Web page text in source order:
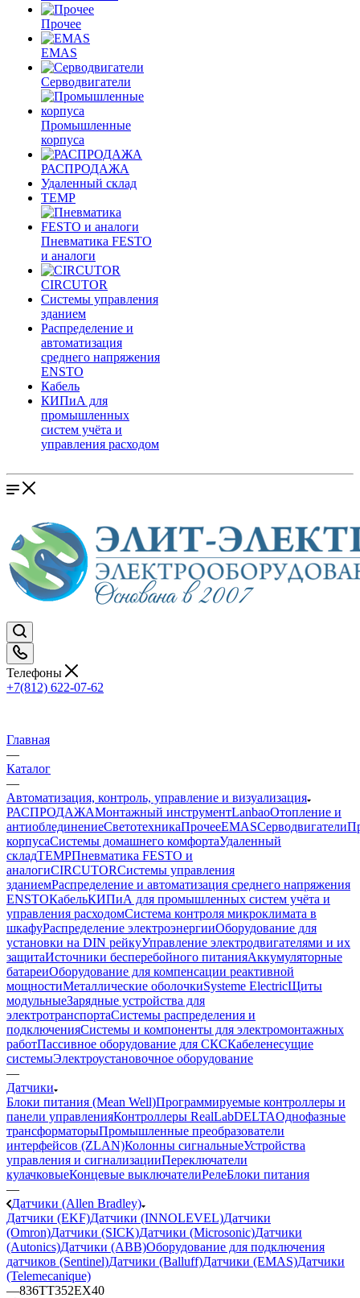
Прочее
EMAS
Cерводвигатели
Промышленные
корпуса
РАСПРОДАЖА
Удаленный склад
TEMP
Пневматика FESTO
и аналоги
CIRCUTOR
Системы управления
зданием
Распределение и
автоматизация
среднего напряжения
ENSTO
Кабель
КИПиА для
промышленных
систем учёта и
управления расходом
Телефоны
+7(812) 622-07-62
Главная
—
Каталог
—
Автоматизация, контроль, управление и визуализация
РАСПРОДАЖАМонтажный инструментLanbaoОтопление и
антиоблединениеСветотехникаПрочееEMASCерводвигатели
корпусаСистемы домашнего комфортаУдаленный
складTEMPПневматика FESTO и
аналогиCIRCUTORСистемы управления
зданиемРаспределение и автоматизация среднего напряжения
ENSTOКабельКИПиА для промышленных систем учёта и
управления расходомСистема контроля микроклимата в
шкафуРаспределение электроэнергииОборудование для
установки на DIN рейкуУправление электродвигателями и их
защитаИсточники бесперебойного питанияАккумуляторные
батареиОборудование для компенсации реактивной
мощностиМеталлические оболочкиSysteme ElectricЩиты
модульныеЗарядные устройства для
электротранспортаСистемы распределения и
подключенияСистемы и компоненты для электромонтажных
работПассивное оборудование для СКСКабеленесущие
системыЭлектроустановочное оборудование
—
Датчики
Блоки питания (Mean Well)Программируемые контроллеры и
панели управленияКонтроллеры RealLabDELTAОднофазные
трансформаторыПромышленные преобразователи
интерфейсов (ZLAN)Колонны сигнальныеУстройства
управления и сигнализацииПереключатели
кулачковыеКонцевые выключателиРелеБлоки питания
—
Датчики (Allen Bradley)
Датчики (EKF)Датчики (INNOLEVEL)Датчики
(Omron)Датчики (SICK)Датчики (Microsonic)Датчики
(Autonics)Датчики (ABB)Оборудование для подключения
датчиков (Sentinel)Датчики (Balluff)Датчики (EMAS)Датчики
(Telemecanique)
—836TT352EX40